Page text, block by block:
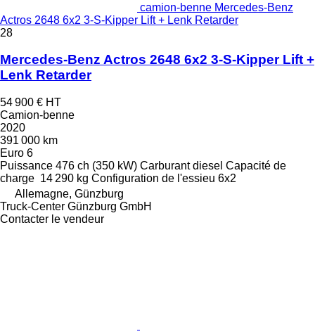
camion-benne Mercedes-Benz
Actros 2648 6x2 3-S-Kipper Lift + Lenk Retarder
28
Mercedes-Benz Actros 2648 6x2 3-S-Kipper Lift +
Lenk Retarder
54 900 € HT
Camion-benne
2020
391 000 km
Euro 6
Puissance 476 ch (350 kW) Carburant diesel Capacité de
charge 14 290 kg Configuration de l'essieu 6x2
Allemagne, Günzburg
Truck-Center Günzburg GmbH
Contacter le vendeur